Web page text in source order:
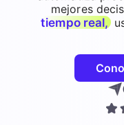
Nuestros Clientes
mejores
tiempo real,